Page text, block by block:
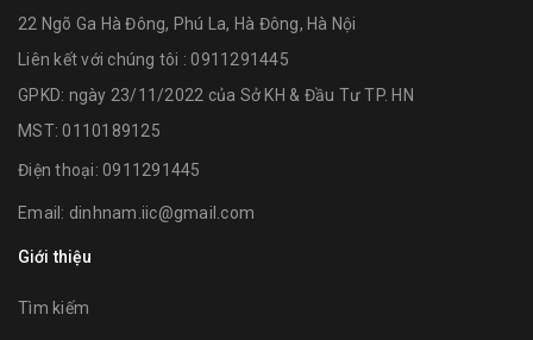
22 Ngõ Ga Hà Đông, Phú La, Hà Đông, Hà Nội
Liên kết với chúng tôi : 0911291445
GPKD: ngày 23/11/2022 của Sở KH & Đầu Tư TP. HN
MST: 0110189125
Điện thoại: 0911291445
Email: dinhnam.iic@gmail.com
Giới thiệu
Tìm kiếm